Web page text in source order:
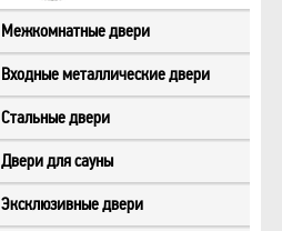
Межкомнатные двери
Входные металлические двери
Стальные двери
Двери для сауны
Эксклюзивные двери